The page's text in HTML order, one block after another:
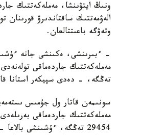
ونىڭ ايتۋىنشا، مەملەكەتتىك
الەۋمەتتىك ساقتاندىرۋ قورىنان
وتەۋگە باعىتتالعان.
تەڭگە، - دەدى سپيكەر استانا
سونىمەن قاتار ول جۇمىس